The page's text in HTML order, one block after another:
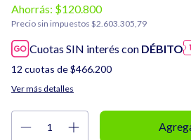
Ahorrás: $120.800
Precio sin impuestos $2.603.305,79
Cuotas SIN interés con DÉBITO
12 cuotas de$466.200
Ver más detalles